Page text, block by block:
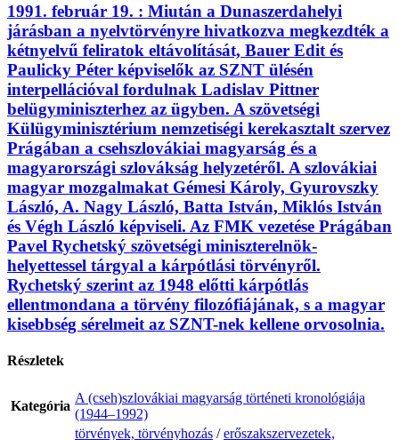
1991. február 19. : Miután a Dunaszerdahelyi
járásban a nyelvtörvényre hivatkozva megkezdték a
kétnyelvű feliratok eltávolítását, Bauer Edit és
Paulicky Péter képviselők az SZNT ülésén
interpellációval fordulnak Ladislav Pittner
belügyminiszterhez az ügyben. A szövetségi
Külügyminisztérium nemzetiségi kerekasztalt szervez
Prágában a csehszlovákiai magyarság és a
magyarországi szlovákság helyzetéről. A szlovákiai
magyar mozgalmakat Gémesi Károly, Gyurovszky
László, A. Nagy László, Batta István, Miklós István
és Végh László képviseli. Az FMK vezetése Prágában
Pavel Rychetský szövetségi miniszterelnök-
helyettessel tárgyal a kárpótlási törvényről.
Rychetský szerint az 1948 előtti kárpótlás
ellentmondana a törvény filozófiájának, s a magyar
kisebbség sérelmeit az SZNT-nek kellene orvosolnia.
Részletek
Kategória
A (cseh)szlovákiai magyarság történeti kronológiája
(1944–1992)
törvények, törvényhozás /erőszakszervezetek,